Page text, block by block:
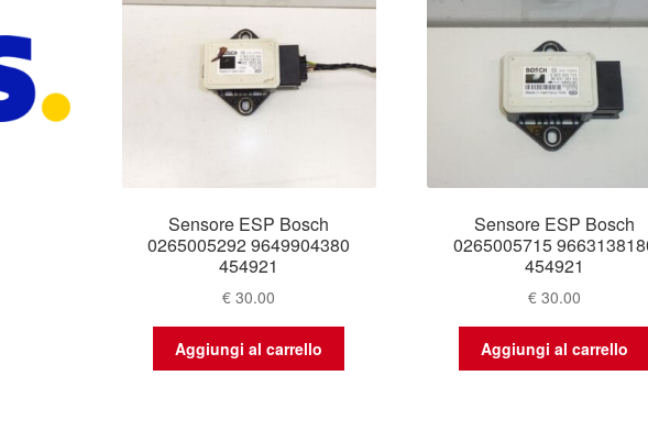
Sensore ESP Bosch
0265005292 9649904380
454921
€ 30.00
Aggiungi al carrello
Sensore ESP Bosch
0265005715
454921
€30.00
Aggiungi al carrello